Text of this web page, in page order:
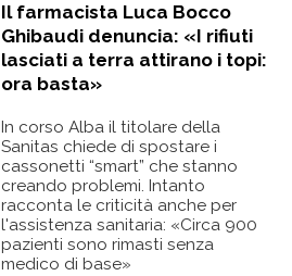
Il farmacista Luca Bocco
Ghibaudi denuncia: «I rifiuti
lasciati a terra attirano i topi:
ora basta»
In corso Alba il titolare della
Sanitas chiede di spostare i
cassonetti “smart” che stanno
creando problemi. Intanto
racconta le criticità anche per
l'assistenza sanitaria: «Circa 900
pazienti sono rimasti senza
medico di base»